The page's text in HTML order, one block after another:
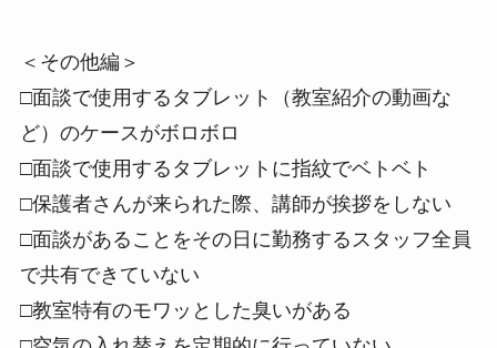
＜その他編＞
□面談で使用するタブレット（教室紹介の動画な
ど）のケースがボロボロ
□面談で使用するタブレットに指紋でベトベト
□保護者さんが来られた際、講師が挨拶をしない
□面談があることをその日に勤務するスタッフ全員
で共有できていない
□教室特有のモワッとした臭いがある